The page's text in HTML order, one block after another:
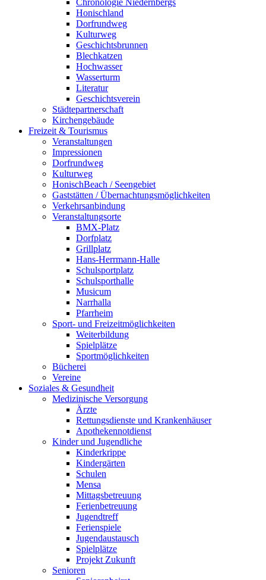
Chronologie Niedernbergs
Honischland
Dorfrundweg
Kulturweg
Geschichtsbrunnen
Blechkatzen
Hochwasser
Wasserturm
Literatur
Geschichtsverein
Städtepartnerschaft
Kirchengebäude
Freizeit & Tourismus
Veranstaltungen
Impressionen
Dorfrundweg
Kulturweg
HonischBeach / Seengebiet
Gaststätten / Übernachtungsmöglichkeiten
Verkehrsanbindung
Veranstaltungsorte
BMX-Platz
Dorfplatz
Grillplatz
Hans-Herrmann-Halle
Schulsportplatz
Schulsporthalle
Musicum
Narrhalla
Pfarrheim
Sport- und Freizeitmöglichkeiten
Weiterbildung
Spielplätze
Sportmöglichkeiten
Bücherei
Vereine
Soziales & Gesundheit
Medizinische Versorgung
Ärzte
Rettungsdienste und Krankenhäuser
Apothekennotdienst
Kinder und Jugendliche
Kinderkrippe
Kindergärten
Schulen
Mensa
Mittagsbetreuung
Ferienbetreuung
Jugendtreff
Ferienspiele
Jugendaustausch
Spielplätze
Projekt Zukunft
Senioren